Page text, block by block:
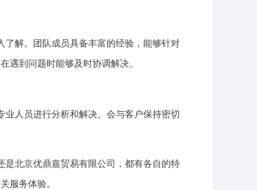
解。团队成员具备丰富的经验，能够针对
遇到问题时能够及时协调解决。
人员进行分析和解决。会与客户保持密切
北京优鼎嘉贸易有限公司，都有各自的特
服务体验。